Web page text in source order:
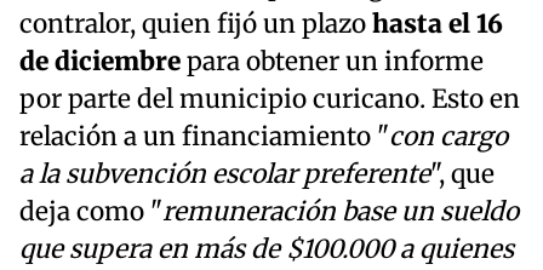
contralor, quien fijó un plazohasta el 16
de diciembrepara obtener un informe
por parte del municipio curicano. Esto en
relación a un financiamiento "con cargo
a la subvención escolar preferente", que
deja como "remuneración base un sueldo
que supera en más de $100.000 a quienes